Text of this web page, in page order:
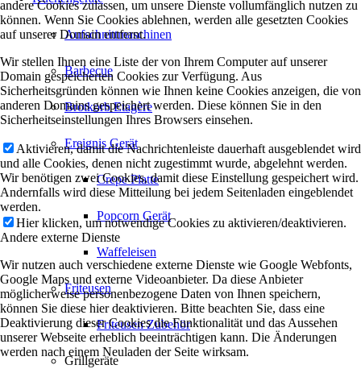
Aufschnittmaschinen
Barbecue
Brotkorb Etagère
Ereignis Gerät
Crepe Platte
Popcorn Gerät
Waffeleisen
Friteusen
Friteusen Zubehör
Grillgeräte
andere Cookies zulassen, um unsere Dienste vollumfänglich nutzen zu
können. Wenn Sie Cookies ablehnen, werden alle gesetzten Cookies
auf unserer Domain entfernt.
Wir stellen Ihnen eine Liste der von Ihrem Computer auf unserer
Domain gespeicherten Cookies zur Verfügung. Aus
Sicherheitsgründen können wie Ihnen keine Cookies anzeigen, die von
anderen Domains gespeichert werden. Diese können Sie in den
Sicherheitseinstellungen Ihres Browsers einsehen.
Aktivieren, damit die Nachrichtenleiste dauerhaft ausgeblendet wird
und alle Cookies, denen nicht zugestimmt wurde, abgelehnt werden.
Wir benötigen zwei Cookies, damit diese Einstellung gespeichert wird.
Andernfalls wird diese Mitteilung bei jedem Seitenladen eingeblendet
werden.
Hier klicken, um notwendige Cookies zu aktivieren/deaktivieren.
Andere externe Dienste
Wir nutzen auch verschiedene externe Dienste wie Google Webfonts,
Google Maps und externe Videoanbieter. Da diese Anbieter
möglicherweise personenbezogene Daten von Ihnen speichern,
können Sie diese hier deaktivieren. Bitte beachten Sie, dass eine
Deaktivierung dieser Cookies die Funktionalität und das Aussehen
unserer Webseite erheblich beeinträchtigen kann. Die Änderungen
werden nach einem Neuladen der Seite wirksam.